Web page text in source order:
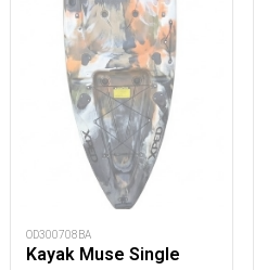
OD300708BA
Kayak Muse Single